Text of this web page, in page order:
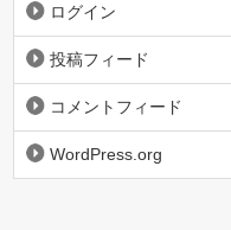
ログイン
投稿フィード
コメントフィード
WordPress.org